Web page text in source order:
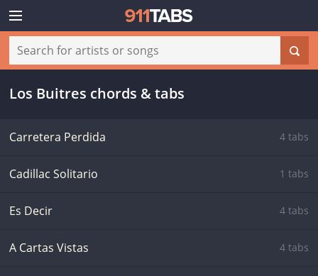
Los Buitres chords & tabs
Carretera Perdida 4 tabs
Cadillac Solitario 1 tabs
Es Decir 4 tabs
A Cartas Vistas 4 tabs